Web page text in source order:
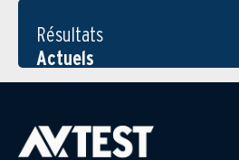
Résultats
Actuels